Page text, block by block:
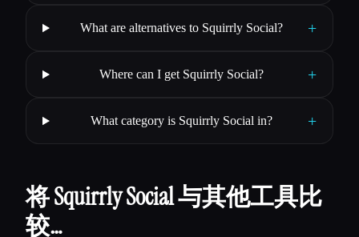
What are alternatives to Squirrly Social? +
Where can I get Squirrly Social? +
What category is Squirrly Social in? +
将 Squirrly Social 与其他工具比
较…